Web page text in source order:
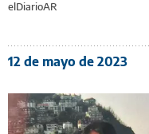
elDiarioAR
12 de mayo de 2023